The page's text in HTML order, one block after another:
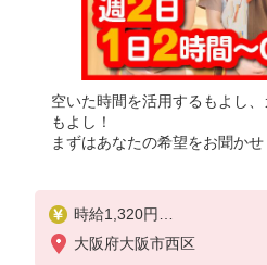
空いた時間を活用するもよし
もよし！
まずはあなたの希望をお聞かせ
時給1,320円
※22:00〜翌5:00：時給
※高校生時給1,220円
大阪府大阪市西区